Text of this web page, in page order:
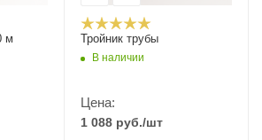
м Тройник трубы
В наличии
Цена:
1 088 руб./шт